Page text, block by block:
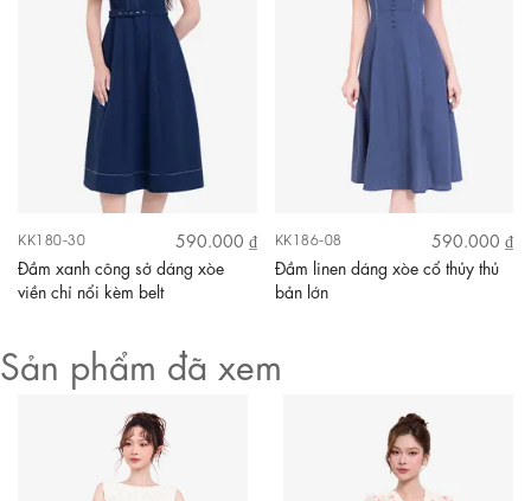
KK180-30
590.000 ₫
Đầm xanh công sở dáng xòe
viền chỉ nổi kèm belt
KK186-08
590.000 ₫
Đầm linen dáng xòe cổ thủy thủ
bản lớn
Sản phẩm đã xem